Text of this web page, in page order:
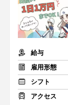
給与
雇用形態
シフト
アクセス